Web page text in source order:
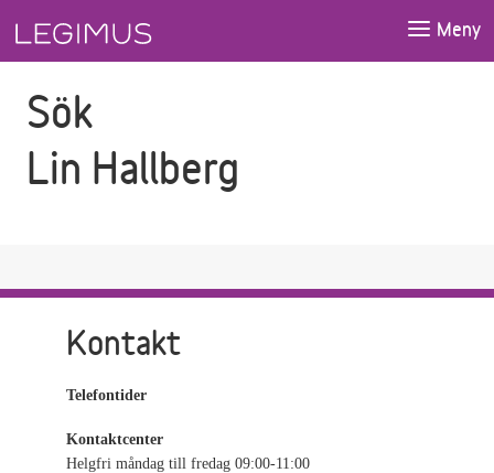
Meny
Sök
Lin Hallberg
Kontakt
Telefontider
Kontaktcenter
Helgfri måndag till fredag 09:00-11:00